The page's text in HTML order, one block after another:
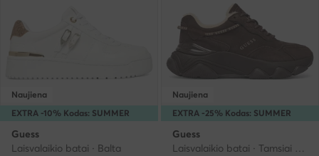
EXTRA -10% Kodas: SUMMER
Naujiena
Guess
Laisvalaikio batai · Balta
EXTRA -25% Kodas: SUMMER
Naujiena
Guess
Laisvalaikio batai · Tamsiai ruda